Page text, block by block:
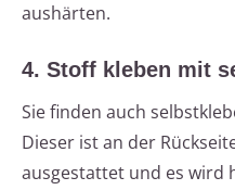
aushärten.
4. Stoff kleben mit
Sie finden auch
Dieser ist an der
ausgestattet und es wird